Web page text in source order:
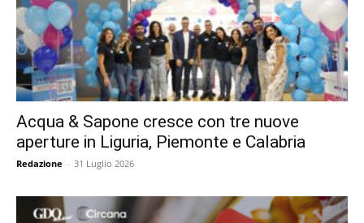
Acqua & Sapone cresce con tre nuove
aperture in Liguria, Piemonte e Calabria
Redazione - 31 Luglio 2026